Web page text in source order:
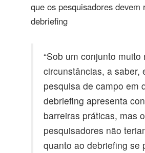
que os pesquisadores devem
debriefing
“Sob um conjunto muito
circunstâncias, a saber,
pesquisa de campo em
debriefing apresenta
​​barreiras práticas, mas
pesquisadores não
quanto ao debriefing se